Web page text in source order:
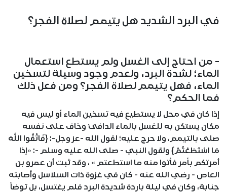
في البرد الشديد هل يتيمم لصلاة الفجر؟
- من احتاج إلى الغسل ولم يستطع استعمال
الماء؛ لشدة البرد، ولعدم وجود وسيلة لتسخين
الماء، فهل يتيمم لصلاة الفجر؟ ومن فعل ذلك
فما الحكم؟
إذا كان في محل لا يستطيع فيه تسخين الماء أو ليس فيه
مكان يستكن به للغسل بالماء الدافئ وخاف على نفسه
صلى بالتيمم، ولا حرج عليه؛ لقول الله -عز وجل-: {فَاتَّقُوا اللَّهَ
مَا اسْتَطَعْتُمْ} ولقول النبي - صلى الله عليه وسلم -: «إذا
أمرتكم بأمر فأتوا منه ما استطعتم » ، وقد ثبت أن عمرو بن
العاص - رضي الله عنه - كان في غزوة ذات السلاسل وأصابته
جنابة، وكان في ليلة باردة شديدة البرد فلم يغتسل، بل توضأ